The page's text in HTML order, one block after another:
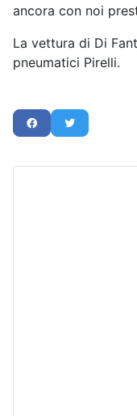
ancora con noi
La vettura di Di
pneumatici Pirelli.